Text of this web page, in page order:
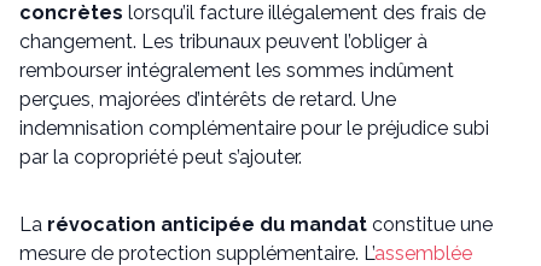
concrètes lorsqu’il facture illégalement des frais de
changement. Les tribunaux peuvent l’obliger à
rembourser intégralement les sommes indûment
perçues, majorées d’intérêts de retard. Une
indemnisation complémentaire pour le préjudice subi
par la copropriété peut s’ajouter.
La révocation anticipée du mandat constitue une
mesure de protection supplémentaire. L’assemblée